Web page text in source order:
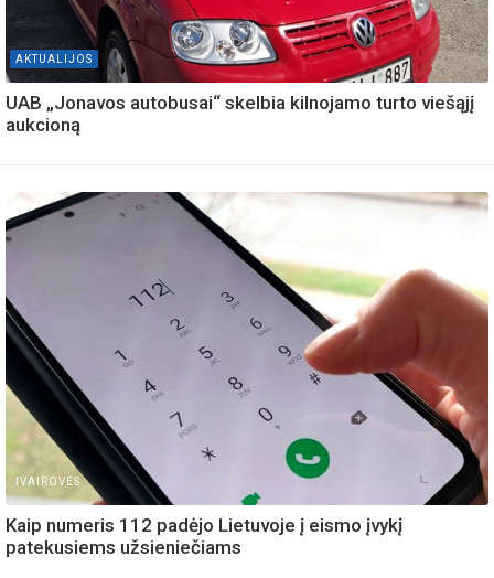
AKTUALIJOS
UAB „Jonavos autobusai“ skelbia kilnojamo turto viešąjį
aukcioną
IVAIROVES
Kaip numeris 112 padėjo Lietuvoje į eismo įvykį
patekusiems užsieniečiams